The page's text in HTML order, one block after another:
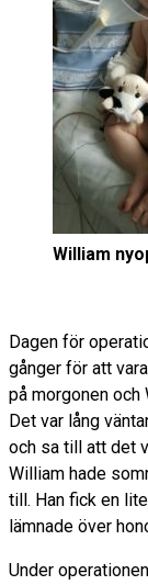
William
Dagen för
gånger för att
på morgonen
Det var lång
och sa till att det
William hade
till. Han fick en
lämnade över
Under